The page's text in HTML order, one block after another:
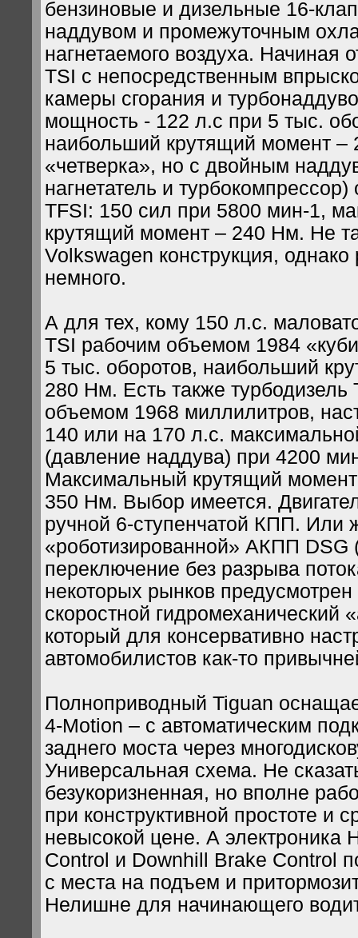
бензиновые и дизельные 16-
наддувом и промежуточным
нагнетаемого воздуха. Начиная
TSI с непосредственным
камеры сгорания и
мощность - 122 л.с при 5 тыс.
наибольший крутящий момент
«четверка», но с двойным
нагнетатель и турбокомпрессор)
TFSI: 150 сил при 5800 мин-1,
крутящий момент – 240 Нм. Не
Volkswagen конструкция,
немного.
А для тех, кому 150 л.с.
TSI рабочим объемом 1984
5 тыс. оборотов, наибольший
280 Нм. Есть также турбодизель
объемом 1968 миллилитров,
140 или на 170 л.с.
(давление наддува) при 4200
Максимальный крутящий
350 Нм. Выбор имеется.
ручной 6-ступенчатой КПП. Или
«роботизированной» АКПП DSG
переключение без разрыва
некоторых рынков предусмотрен
скоростной гидромеханический
который для консервативно
автомобилистов как-то
Полноприводный Tiguan
4-Motion – с автоматическим
заднего моста через
Универсальная схема. Не
безукоризненная, но вполне
при конструктивной простоте и
невысокой цене. А электроника
Control и Downhill Brake Control
с места на подъем и
Нелишне для начинающего